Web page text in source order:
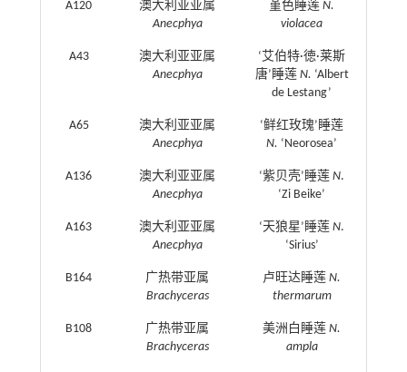
A120
澳大利亚亚属
Anecphya
堇色睡莲N.
violacea
A43
澳大利亚亚属
Anecphya
‘艾伯特·徳·莱斯
唐’睡莲 N. ‘Albert
de Lestang’
A65
澳大利亚亚属
Anecphya
‘鲜红玫瑰’睡莲
N. ‘Neorosea’
A136
澳大利亚亚属
Anecphya
‘紫贝壳’睡莲N.
‘Zi Beike’
A163
澳大利亚亚属
Anecphya
‘天狼星’睡莲N.
‘Sirius’
B164
广热带亚属
Brachyceras
卢旺达睡莲N.
thermarum
B108
广热带亚属
Brachyceras
美洲白睡莲N.
ampla